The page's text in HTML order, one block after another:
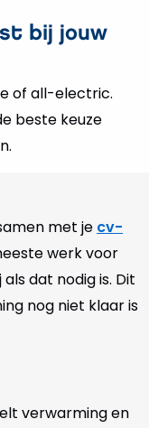
bij jouw
of all-electric.
beste keuze
met je cv-
werk voor
dat nodig is. Dit
nog niet klaar is
verwarming en